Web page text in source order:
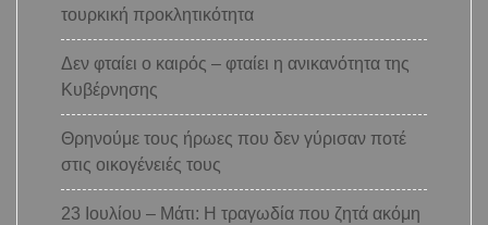
τουρκική προκλητικότητα
Δεν φταίει ο καιρός – φταίει η ανικανότητα της
Κυβέρνησης
Θρηνούμε τους ήρωες που δεν γύρισαν ποτέ
στις οικογένειές τους
23 Ιουλίου – Μάτι: Η τραγωδία που ζητά ακόμη